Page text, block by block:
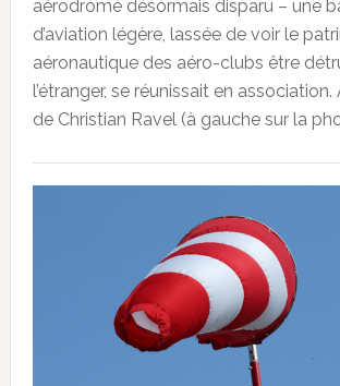
aérodrome désormais disparu – une
d’aviation légère, lassée de voir le
aéronautique des aéro-clubs être
l’étranger, se réunissait en association.
de Christian Ravel (à gauche sur la